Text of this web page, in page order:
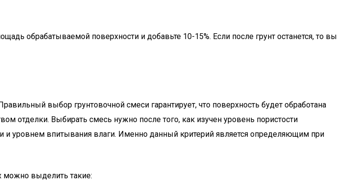
обрабатываемой поверхности и добавьте 10-15%. Если после грунт останется, то вы
выбор грунтовочной смеси гарантирует, что поверхность будет обработана
отделки. Выбирать смесь нужно после того, как изучен уровень пористости
и уровнем впитывания влаги. Именно данный критерий является определяющим при
можно выделить такие: